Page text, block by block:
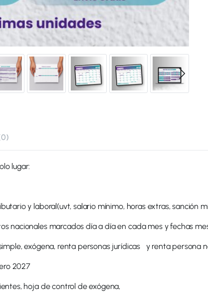
lugar:
y laboral(uvt, salario mínimo, horas extras, sanción
nacionales marcados día a día en cada mes y fechas
exógena, renta personas jurídicas y renta persona
2027
hoja de control de exógena,